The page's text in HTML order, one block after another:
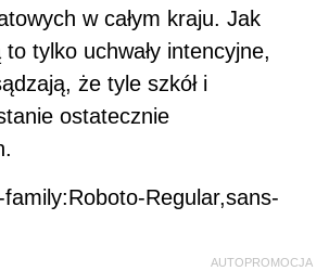
w całym kraju. Jak
to tylko uchwały intencyjne,
że tyle szkół i
ostatecznie
Regular,sans-
AUTOPROMOCJA